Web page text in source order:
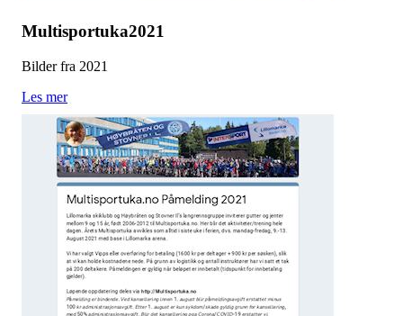
Multisportuka2021
Bilder fra 2021
Les mer